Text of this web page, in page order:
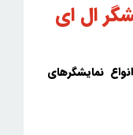
ال ای
نمایشگرهای